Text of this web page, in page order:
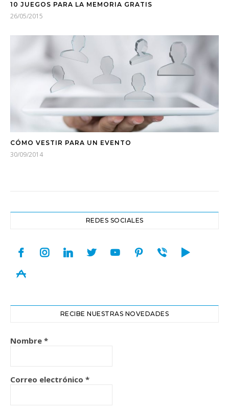
10 JUEGOS PARA LA MEMORIA GRATIS
26/05/2015
CÓMO VESTIR PARA UN EVENTO
30/09/2014
REDES SOCIALES
facebookinstagramlinkedintwitteryoutubepinterest
viber play
appstore
RECIBE NUESTRAS NOVEDADES
Nombre *
Correo electrónico *